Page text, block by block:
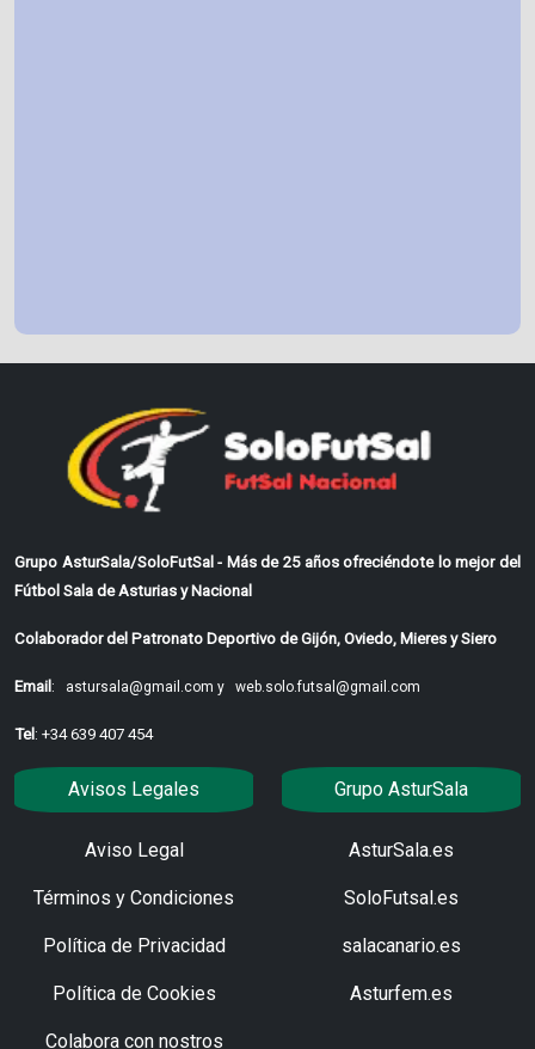
Grupo AsturSala/SoloFutSal - Más de 25 años ofreciéndote lo mejor del
Fútbol Sala de Asturias y Nacional
Colaborador del Patronato Deportivo de Gijón, Oviedo, Mieres y Siero
Email: astursala@gmail.com y web.solo.futsal@gmail.com
Tel: +34 639 407 454
Avisos Legales
Aviso Legal
Términos y Condiciones
Política de Privacidad
Política de Cookies
Colabora con nostros
Grupo AsturSala
AsturSala.es
SoloFutsal.es
salacanario.es
Asturfem.es